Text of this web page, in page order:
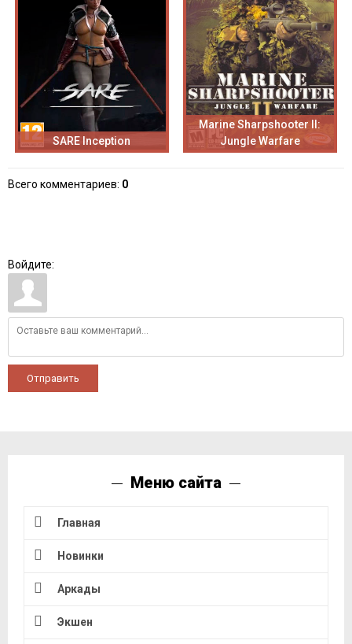
SARE Inception
Marine Sharpshooter II:
Jungle Warfare
Всего комментариев: 0
Войдите:
Отправить
Меню сайта
Главная
Новинки
Аркады
Экшен